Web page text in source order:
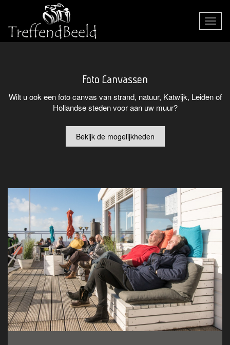
Toggle
Foto Canvassen
Wilt u ook een foto canvas van strand, natuur, Katwijk, Leiden of
Hollandse steden voor aan uw muur?
Bekijk de mogelijkheden